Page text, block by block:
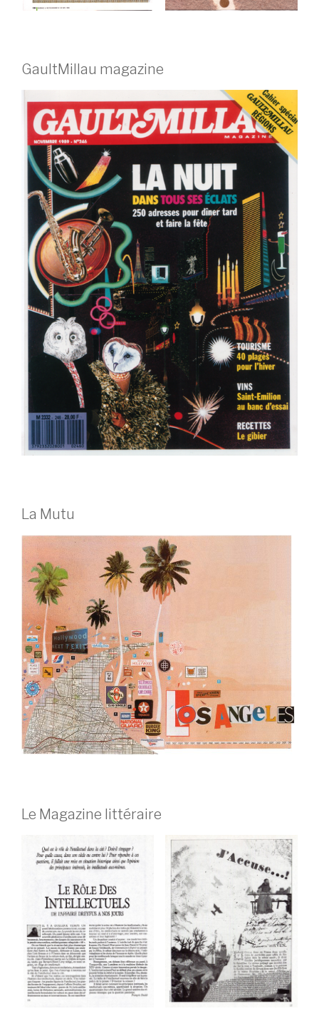
GaultMillau magazine
La Mutu
Le Magazine littéraire